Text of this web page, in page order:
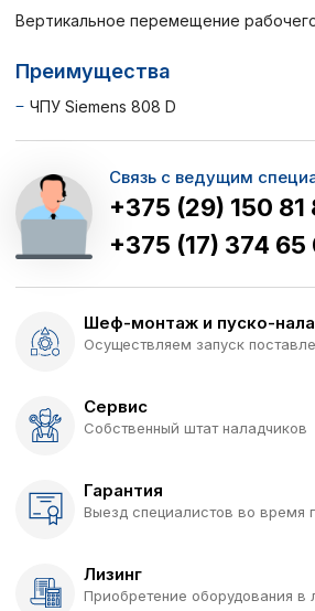
Вертикальное перемещение
Преимущества
ЧПУ Siemens 808 D
Связь с ведущим
+375 (29) 150 81
+375 (17) 374 65
Шеф-монтаж и пуско-
Осуществляем запуск
Сервис
Собственный штат наладчиков
Гарантия
Выезд специалистов во время
Лизинг
Приобретение оборудования в